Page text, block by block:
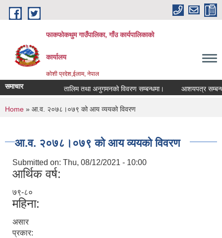
Skip to main content
फाकफोकथुम गाउँपालिका, गाँउ कार्यपालिकाको
कार्यालय
कोशी प्रदेश,ईलाम, नेपाल
समाचार तालिम तथा अनुगमनको विवरण सम्बन्धमा। आशयपत्र सम्बन्धी
You are here
Home » आ.व. २०७८।०७९ को आय व्ययको विवरण
आ.व. २०७८।०७९ को आय व्ययको विवरण
Submitted on: Thu, 08/12/2021 - 10:00
आर्थिक वर्ष:
७९-८०
महिना:
असार
प्रकार: